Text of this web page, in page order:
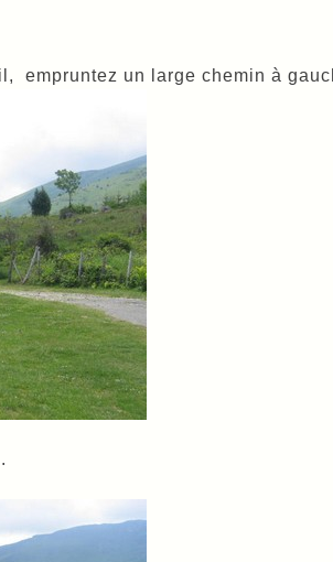
empruntez un large chemin à